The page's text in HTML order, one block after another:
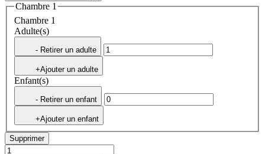
Chambre 1
Chambre 1
Adulte(s)
- Retirer un adulte
+Ajouter un adulte
Enfant(s)
- Retirer un enfant
+Ajouter un enfant
Supprimer